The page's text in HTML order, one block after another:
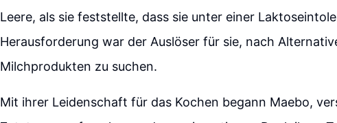
Leere, als sie feststellte, dass sie unter einer
Herausforderung war der Auslöser für sie, nach
Milchprodukten zu suchen.
Mit ihrer Leidenschaft für das Kochen begann Maebo,